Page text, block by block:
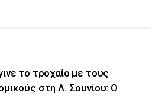
το τροχαίο με τους
στη Λ. Σουνίου: Ο